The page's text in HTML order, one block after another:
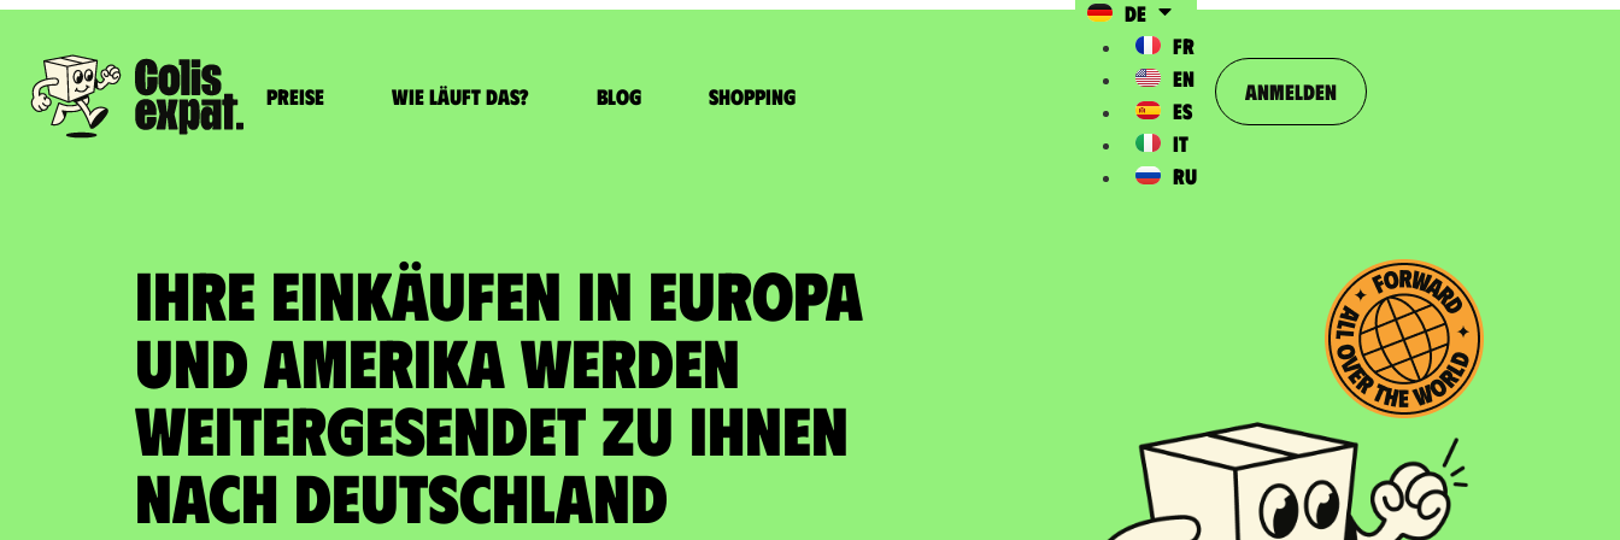
Preise Wie läuft das? Blog Shopping
DE
FR
EN
ES
IT
RU
Anmelden
IHRE EINKÄUFEN IN EUROPA
UND AMERIKA WERDEN
WEITERGESENDET zu Ihnen
nach Deutschland